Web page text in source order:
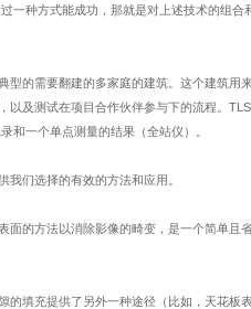
一种方式能成功，那就是对上述技术的组合
型的需要翻建的多家庭的建筑。这个建筑
及测试在项目合作伙伴参与下的流程。 TLS
和一个单点测量的结果（全站仪）。
我们选择的有效的方法和应用。
面的方法以消除影像的畸变，是一个简单
的填充提供了另外一种途径（比如，天花